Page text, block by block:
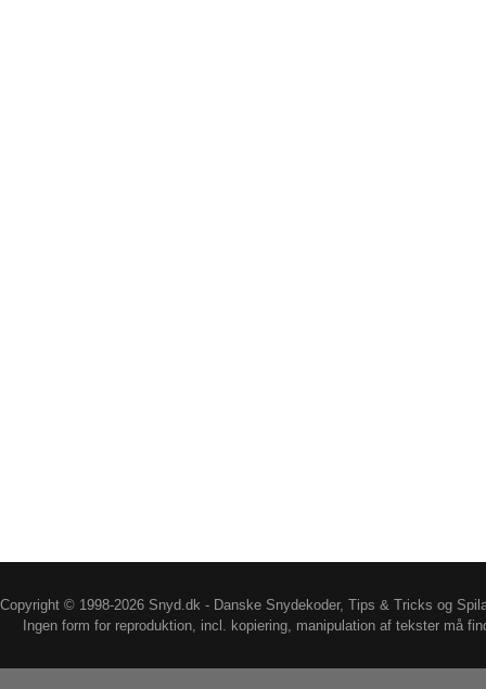
Copyright © 1998-2026 Snyd.dk - Danske Snydekoder, Tips & Tricks og
Ingen form for reproduktion, incl. kopiering, manipulation af tekster må